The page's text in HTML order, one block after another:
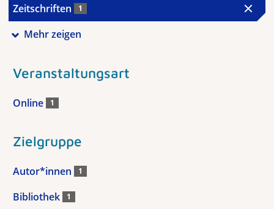
Zeitschriften 1
Mehr zeigen
Veranstaltungsart
Online 1
Zielgruppe
Autor*innen 1
Bibliothek 1